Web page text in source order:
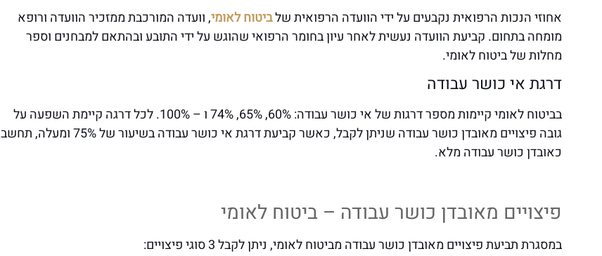
אחוזי הנכות הרפואית נקבעים על ידי הוועדה הרפואית שלביטוח לאומי, וועדה המורכבת ממזכיר הוועדה ורופא
מומחה בתחום. קביעת הוועדה נעשית לאחר עיון בחומר הרפואי שהוגש על ידי התובע ובהתאם למבחנים וספר
מחלות של ביטוח לאומי.
דרגת אי כושר עבודה
בביטוח לאומי קיימות מספר דרגות של אי כושר עבודה: 60%, 65%, 74% ו – 100%. לכל דרגה קיימת השפעה על
גובה פיצויים מאובדן כושר עבודה שניתן לקבל, כאשר קביעת דרגת אי כושר עבודה בשיעור של 75% ומעלה, תחשב
כאובדן כושר עבודה מלא.
פיצויים מאובדן כושר עבודה – ביטוח לאומי
במסגרת תביעת פיצויים מאובדן כושר עבודה מביטוח לאומי, ניתן לקבל 3 סוגי פיצויים: